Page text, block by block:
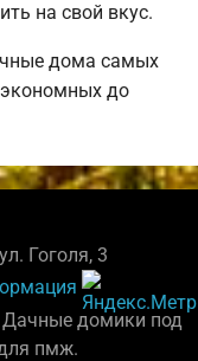
на свой вкус.
дома самых
до
Гоголя, 3
Дачные домики под
пмж.